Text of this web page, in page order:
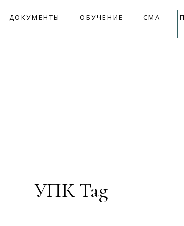
09:00 - 18:00 mail@apkk.ru
ДОКУМЕНТЫ ОБУЧЕНИЕ СМА
УПК Tag